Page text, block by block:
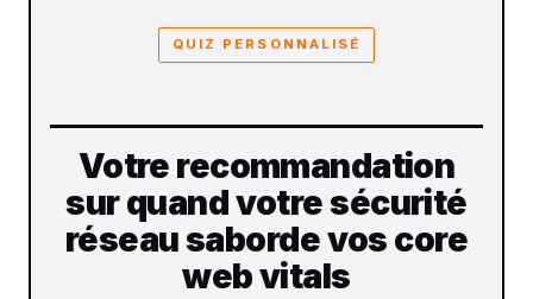
QUIZ PERSONNALISÉ
Votre recommandation
sur quand votre sécurité
réseau saborde vos core
web vitals